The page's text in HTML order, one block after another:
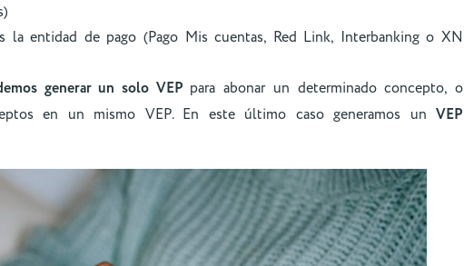
la entidad de pago (Pago Mis cuentas, Red Link, Interbanking o XN
generar un solo VEP para abonar un determinado concepto, o
en un mismo VEP. En este último caso generamos un VEP